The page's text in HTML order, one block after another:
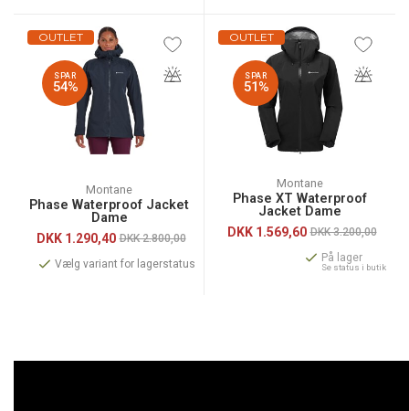
OUTLET
SPAR
54%
Montane
Phase Waterproof Jacket
Dame
DKK1.290,40 DKK 2.800,00
Vælg variant for lagerstatus
OUTLET
SPAR
51%
Montane
Phase XT Waterproof
Jacket Dame
DKK1.569,60 DKK 3.200,00
På lager
Se status i butik